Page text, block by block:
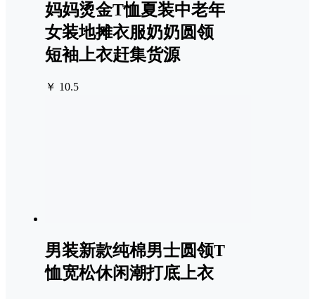
妈妈烫金T恤夏装中老年
女装地摊衣服奶奶圆领
短袖上衣赶集货源
￥ 10.5
男装新款纯棉男士圆领T
恤宽松休闲潮打底上衣